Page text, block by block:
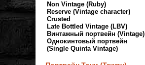
Non Vintage (Ruby)
Reserve (Vintage character)
Crusted
Late Bottled Vintage (LBV)
Винтажный портвейн (Vintage)
Однокинтовый портвейн
(Single Quinta Vintage)